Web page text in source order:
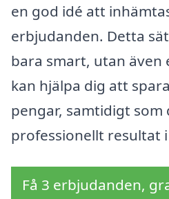
en god idé att
erbjudanden. Detta
bara smart, utan även
kan hjälpa dig att
pengar, samtidigt som
professionellt resultat
Få 3 erbjudanden,